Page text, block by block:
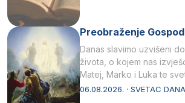
Preobraženje
Danas slavimo uzvišeni
života, o kojem nas
Matej, Marko i Luka te
drugoj…
06.08.2026. · SVETAC DANA